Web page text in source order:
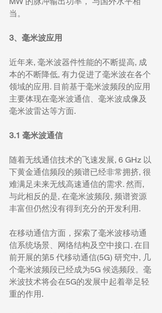
当。
3、毫米波应用
近年来, 毫米波器件性能的不断提高, 成
本的不断降低, 有力促进了毫米波在各个
领域的应用. 目前基于毫米波频段的应用
主要体现在毫米波通信、毫米波成像及
毫米波雷达等方面.
3.1 毫米波通信
随着无线通信技术的飞速发展, 6 GHz 以
下黄金通信频段的频谱已经非常拥挤, 很
难满足未来无线高速通信的需求. 然而,
与此相反的是, 在毫米波频段, 频谱资源
丰富但仍然没有得到充分的开发利用.
在移动通信方面，探索了毫米波移动通
信系统场景、网络结构及空中接口. 在目
前开展的第5 代移动通信(5G) 研究中, 几
个毫米波频段已经成为5G 候选频段。毫
米波技术将会在5G的发展中起着举足轻
重的作用.